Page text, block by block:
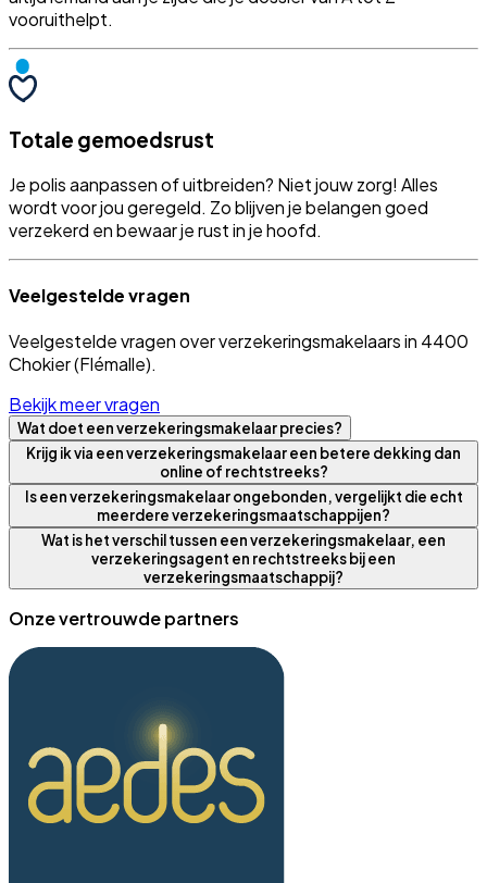
vooruithelpt.
Totale gemoedsrust
Je polis aanpassen of uitbreiden? Niet jouw zorg! Alles
wordt voor jou geregeld. Zo blijven je belangen goed
verzekerd en bewaar je rust in je hoofd.
Veelgestelde vragen
Veelgestelde vragen over verzekeringsmakelaars in 4400
Chokier (Flémalle).
Bekijk meer vragen
Wat doet een verzekeringsmakelaar precies?
Krijg ik via een verzekeringsmakelaar een betere dekking dan
online of rechtstreeks?
Is een verzekeringsmakelaar ongebonden, vergelijkt die echt
meerdere verzekeringsmaatschappijen?
Wat is het verschil tussen een verzekeringsmakelaar, een
verzekeringsagent en rechtstreeks bij een
verzekeringsmaatschappij?
Onze vertrouwde partners